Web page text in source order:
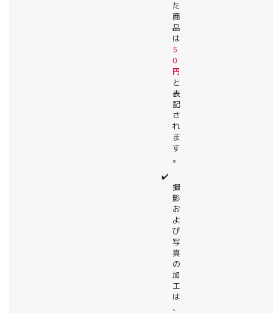
た
商
品
は
5
0
円
と
表
記
さ
れ
ま
す
。
✔️
撮
影
お
よ
び
写
真
の
加
工
は
、